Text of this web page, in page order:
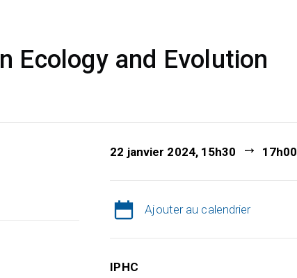
Ecology and Evolution
22 janvier 2024, 15h30 17h00
Ajouter au calendrier
IPHC